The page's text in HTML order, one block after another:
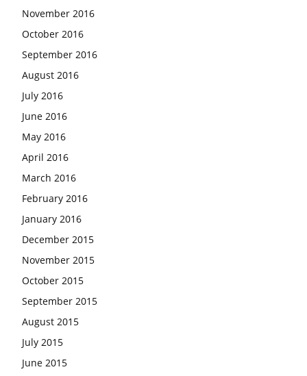
November 2016
October 2016
September 2016
August 2016
July 2016
June 2016
May 2016
April 2016
March 2016
February 2016
January 2016
December 2015
November 2015
October 2015
September 2015
August 2015
July 2015
June 2015